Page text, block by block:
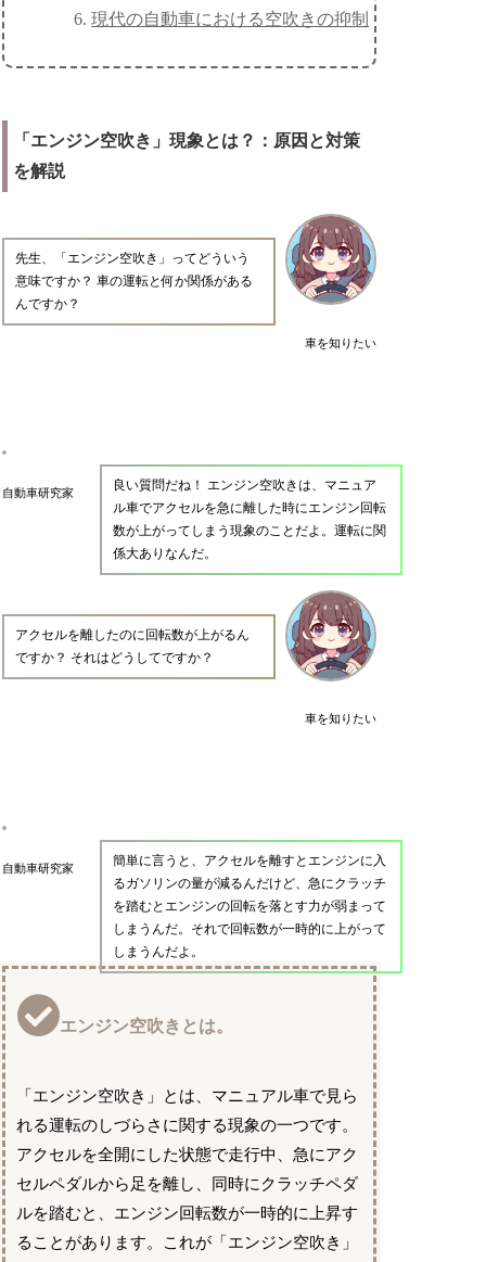
現代の自動車における空吹きの抑制
「エンジン空吹き」現象とは？：原因と対策
を解説
車を知りたい
先生、「エンジン空吹き」ってどういう
意味ですか？ 車の運転と何か関係がある
んですか？
自動車研究家
良い質問だね！ エンジン空吹きは、マニュア
ル車でアクセルを急に離した時にエンジン回転
数が上がってしまう現象のことだよ。運転に関
係大ありなんだ。
車を知りたい
アクセルを離したのに回転数が上がるん
ですか？ それはどうしてですか？
自動車研究家
簡単に言うと、アクセルを離すとエンジンに入
るガソリンの量が減るんだけど、急にクラッチ
を踏むとエンジンの回転を落とす力が弱まって
しまうんだ。それで回転数が一時的に上がって
しまうんだよ。
エンジン空吹きとは。
「エンジン空吹き」とは、マニュアル車で見ら
れる運転のしづらさに関する現象の一つです。
アクセルを全開にした状態で走行中、急にアク
セルペダルから足を離し、同時にクラッチペダ
ルを踏むと、エンジン回転数が一時的に上昇す
ることがあります。これが「エンジン空吹き」